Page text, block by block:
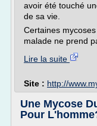
avoir été touché
de sa vie.
Certaines
malade ne prend
Lire la suite
Site : http://
Une Mycose
Pour